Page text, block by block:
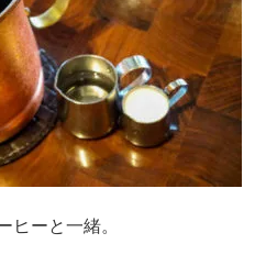
ヒーと一緒。